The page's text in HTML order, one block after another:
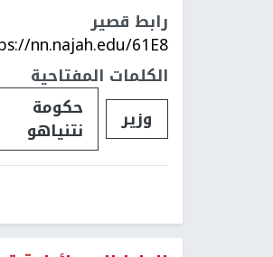
رابط قصير
nn.najah.edu/61E8/
الكلمات المفتاحية
وزير
حكومة
نتنياهو